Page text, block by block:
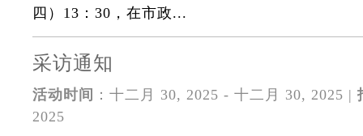
四）13：30，在市政...
采访通知
活动时间 ：十二月 30, 2025 - 十二月 30, 2025 |
2025